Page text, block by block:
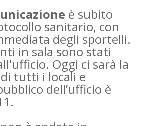
è subito
sanitario, con
degli sportelli.
in sala sono stati
Oggi ci sarà la
tutti i locali e
dell’ufficio è